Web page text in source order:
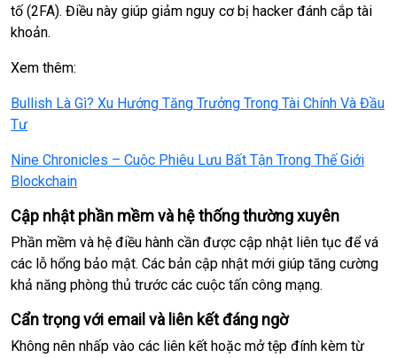
tố (2FA). Điều này giúp giảm nguy cơ bị hacker đánh cắp tài
khoản.
Xem thêm:
Bullish Là Gì? Xu Hướng Tăng Trưởng Trong Tài Chính Và Đầu
Tư
Nine Chronicles – Cuộc Phiêu Lưu Bất Tận Trong Thế Giới
Blockchain
Cập nhật phần mềm và hệ thống thường xuyên
Phần mềm và hệ điều hành cần được cập nhật liên tục để vá
các lỗ hổng bảo mật. Các bản cập nhật mới giúp tăng cường
khả năng phòng thủ trước các cuộc tấn công mạng.
Cẩn trọng với email và liên kết đáng ngờ
Không nên nhấp vào các liên kết hoặc mở tệp đính kèm từ